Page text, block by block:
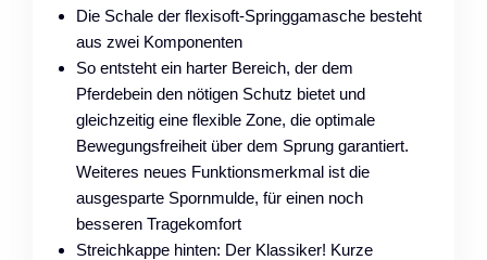
Die Schale der flexisoft-Springgamasche besteht
aus zwei Komponenten
So entsteht ein harter Bereich, der dem
Pferdebein den nötigen Schutz bietet und
gleichzeitig eine flexible Zone, die optimale
Bewegungsfreiheit über dem Sprung garantiert.
Weiteres neues Funktionsmerkmal ist die
ausgesparte Spornmulde, für einen noch
besseren Tragekomfort
Streichkappe hinten: Der Klassiker! Kurze